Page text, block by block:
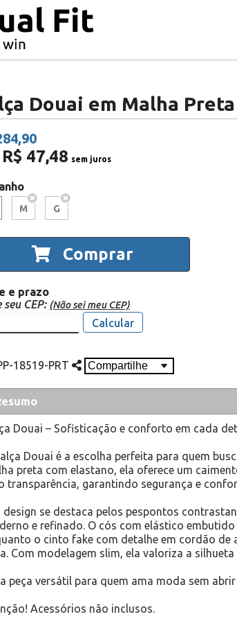
Douai em Malha Preta
47,48 sem juros
M G
Comprar
e prazo
seu CEP: (Não sei meu CEP)
Calcular
18519-PRT
Douai – Sofisticação e conforto em cada
Douai é a escolha perfeita para quem
preta com elastano, ela oferece um
transparência, garantindo segurança e
design se destaca pelos pespontos
e refinado. O cós com elástico
o cinto fake com detalhe em cordão de
Com modelagem slim, ela valoriza a silhueta
peça versátil para quem ama moda sem
Acessórios não inclusos.